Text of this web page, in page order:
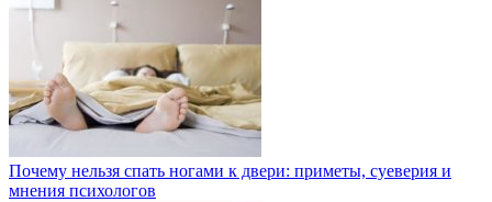
Почему нельзя спать ногами к двери: приметы, суеверия и
мнения психологов